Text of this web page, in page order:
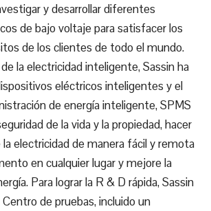
y desarrollar diferentes
de bajo voltaje para satisfacer los
de los clientes de todo el mundo.
la electricidad inteligente, Sassin ha
eléctricos inteligentes y el
de energía inteligente, SPMS
de la vida y la propiedad, hacer
electricidad de manera fácil y remota
en cualquier lugar y mejore la
Para lograr la R & D rápida, Sassin
de pruebas, incluido un